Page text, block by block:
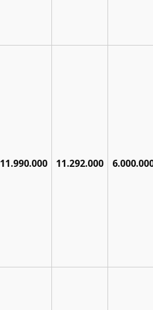
11.990.000 11.292.000